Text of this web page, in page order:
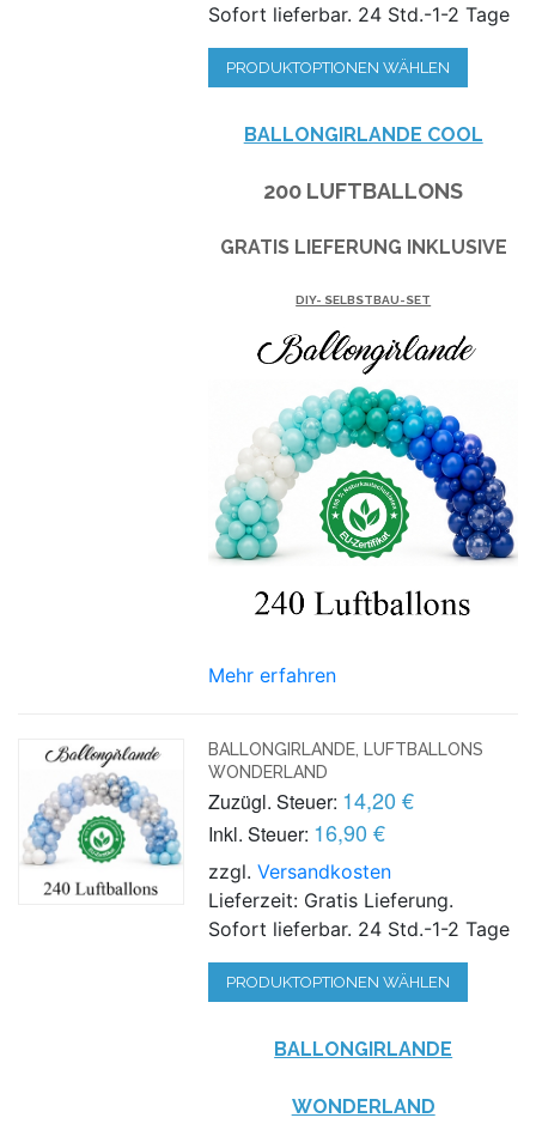
Sofort lieferbar. 24 Std.-1-2 Tage
PRODUKTOPTIONEN WÄHLEN
BALLONGIRLANDE COOL
200 LUFTBALLONS
GRATIS LIEFERUNG INKLUSIVE
DIY- SELBSTBAU-SET
Mehr erfahren
BALLONGIRLANDE, LUFTBALLONS
WONDERLAND
Zuzügl. Steuer: 14,20 €
Inkl. Steuer: 16,90 €
zzgl.Versandkosten
Lieferzeit: Gratis Lieferung.
Sofort lieferbar. 24 Std.-1-2 Tage
PRODUKTOPTIONEN WÄHLEN
BALLONGIRLANDE
WONDERLAND